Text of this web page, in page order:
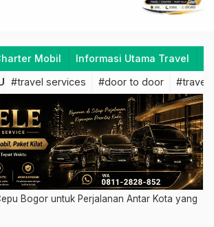
Mobil Informasi Utama Travel
#travel services #door to door #travel
Bogor untuk Perjalanan Antar Kota yang